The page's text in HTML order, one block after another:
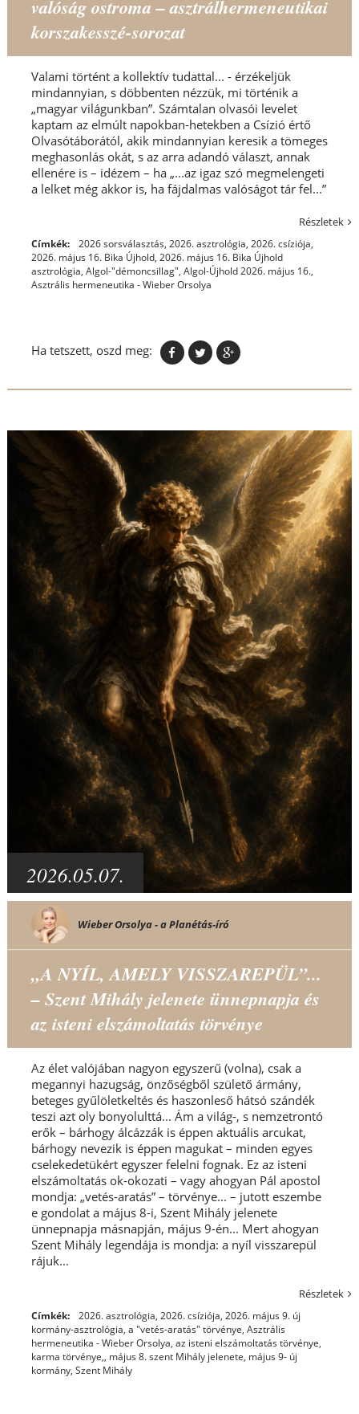
valóság ostroma – asztrálhermeneutikai
korszakesszé-sorozat
Valami történt a kollektív tudattal... - érzékeljük
mindannyian, s döbbenten nézzük, mi történik a
„magyar világunkban”. Számtalan olvasói levelet
kaptam az elmúlt napokban-hetekben a Csízió értő
Olvasótáborától, akik mindannyian keresik a tömeges
meghasonlás okát, s az arra adandó választ, annak
ellenére is – idézem – ha „...az igaz szó megmelengeti
a lelket még akkor is, ha fájdalmas valóságot tár fel...”
Részletek
Címkék: 2026 sorsválasztás, 2026. asztrológia, 2026. csíziója,
2026. május 16. Bika Újhold, 2026. május 16. Bika Újhold
asztrológia, Algol-"démoncsillag", Algol-Újhold 2026. május 16.,
Asztrális hermeneutika - Wieber Orsolya
Ha tetszett, oszd meg:
2026.05.07.
Wieber Orsolya - a Planétás-író
„A NYÍL, AMELY VISSZAREPÜL”...
– Szent Mihály jelenete ünnepnapja és
az isteni elszámoltatás törvénye
Az élet valójában nagyon egyszerű (volna), csak a
megannyi hazugság, önzőségből születő ármány,
beteges gyűlöletkeltés és haszonleső hátsó szándék
teszi azt oly bonyolulttá... Ám a világ-, s nemzetrontó
erők – bárhogy álcázzák is éppen aktuális arcukat,
bárhogy nevezik is éppen magukat – minden egyes
cselekedetükért egyszer felelni fognak. Ez az isteni
elszámoltatás ok-okozati – vagy ahogyan Pál apostol
mondja: „vetés-aratás” – törvénye... – jutott eszembe
e gondolat a május 8-i, Szent Mihály jelenete
ünnepnapja másnapján, május 9-én... Mert ahogyan
Szent Mihály legendája is mondja: a nyíl visszarepül
rájuk...
Részletek
Címkék: 2026. asztrológia, 2026. csíziója, 2026. május 9. új
kormány-asztrológia, a "vetés-aratás" törvénye, Asztrális
hermeneutika - Wieber Orsolya, az isteni elszámoltatás törvénye,
karma törvénye,, május 8. szent Mihály jelenete, május 9- új
kormány, Szent Mihály